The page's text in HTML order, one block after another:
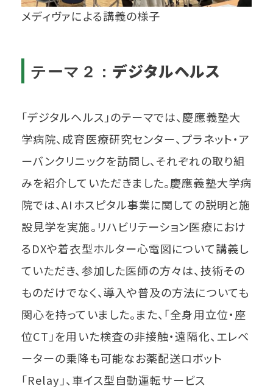
メディヴァによる講義の様子
テーマ２： デジタルヘルス
「デジタルヘルス」のテーマでは、慶應義塾大
学病院、成育医療研究センター、プラネット・ア
ーバンクリニックを訪問し、それぞれの取り組
みを紹介していただきました。慶應義塾大学病
院では、AIホスピタル事業に関しての説明と施
設見学を実施。リハビリテーション医療におけ
るDXや着衣型ホルター心電図について講義し
ていただき、参加した医師の方々は、技術その
ものだけでなく、導入や普及の方法についても
関心を持っていました。また、「全身用立位・座
位CT」を用いた検査の非接触・遠隔化、エレベ
ーターの乗降も可能なお薬配送ロボット
「Relay」、車イス型自動運転サービス